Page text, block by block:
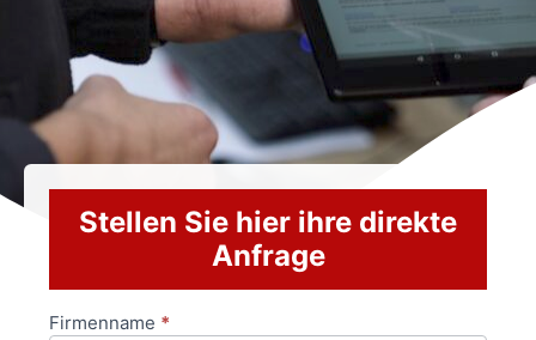
Stellen Sie hier ihre direkte
Anfrage
Anfrageformular
Firmenname *